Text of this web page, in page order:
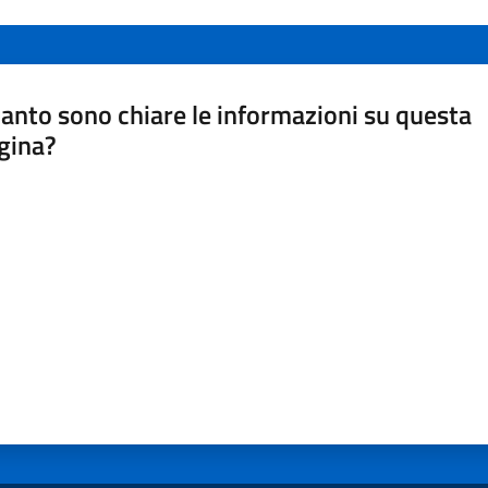
sono chiare le informazioni su questa